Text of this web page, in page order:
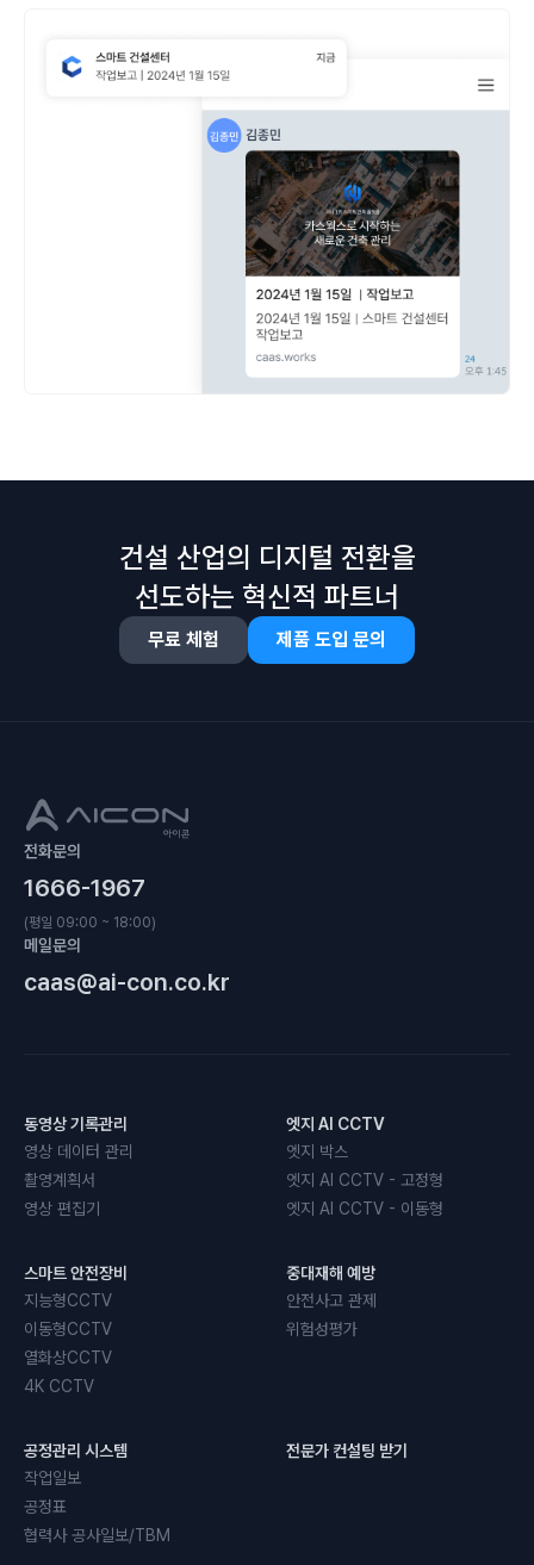
건설 산업의 디지털 전환을
선도하는 혁신적 파트너
무료 체험 제품 도입 문의
전화문의
1666-1967
(평일 09:00 ~ 18:00)
메일문의
caas@ai-con.co.kr
동영상 기록관리
영상 데이터 관리
촬영계획서
영상 편집기
엣지 AI CCTV
엣지 박스
엣지 AI CCTV - 고정형
엣지 AI CCTV - 이동형
스마트 안전장비
지능형CCTV
이동형CCTV
열화상CCTV
4K CCTV
중대재해 예방
안전사고 관제
위험성평가
공정관리 시스템
작업일보
공정표
협력사 공사일보/TBM
전문가 컨설팅 받기